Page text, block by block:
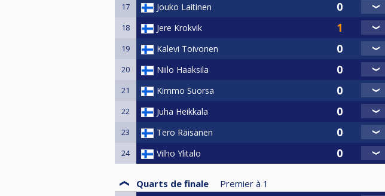
17 Jouko Laitinen
18 Jere Krokvik
19 Kalevi Toivonen
20 Niilo Haaksila
21 Kimmo Suorsa
22 Juha Heikkala
23 Tero Räisänen
24 Vilho Ylitalo
Quarts de finale Premier à 1